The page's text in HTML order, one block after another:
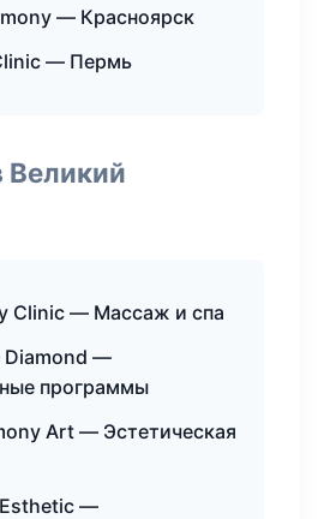
— Красноярск
— Пермь
Великий
Clinic — Массаж и спа
Diamond —
программы
Art — Эстетическая
—